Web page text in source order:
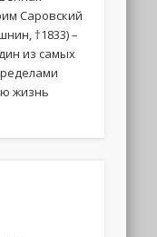
Саровский
†1833) –
из самых
жизнь